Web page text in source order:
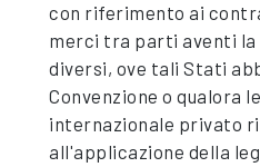
con riferimento ai
merci tra parti aventi
diversi, ove tali Stati
Convenzione o qualora
internazionale privato
all'applicazione della